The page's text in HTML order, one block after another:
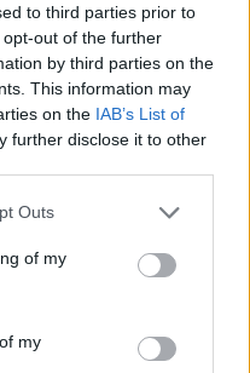
to third parties prior to
out of the further
by third parties on the
This information may
on the IAB’s List of
further disclose it to other
Outs
of my
my